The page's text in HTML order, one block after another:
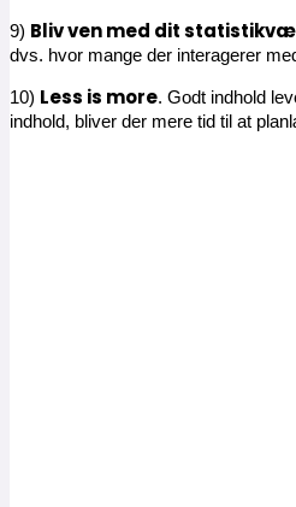
9) Bliv ven med dit
dvs. hvor mange der interagerer
10) Less is more. Godt indhold
indhold, bliver der mere tid til at